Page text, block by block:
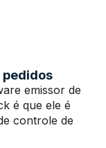
pedidos
emissor de
é que ele é
controle de